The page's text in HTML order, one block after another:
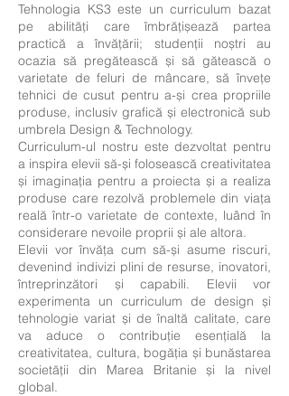
Tehnologia KS3 este un curriculum bazat
pe abilități care îmbrățișează partea
practică a învățării; studenții noștri au
ocazia să pregătească și să gătească o
varietate de feluri de mâncare, să învețe
tehnici de cusut pentru a-și crea propriile
produse, inclusiv grafică și electronică sub
umbrela Design & Technology.
Curriculum-ul nostru este dezvoltat pentru
a inspira elevii să-și folosească creativitatea
și imaginația pentru a proiecta și a realiza
produse care rezolvă problemele din viața
reală într-o varietate de contexte, luând în
considerare nevoile proprii și ale altora.
Elevii vor învăța cum să-și asume riscuri,
devenind indivizi plini de resurse, inovatori,
întreprinzători și capabili. Elevii vor
experimenta un curriculum de design și
tehnologie variat și de înaltă calitate, care
va aduce o contribuție esențială la
creativitatea, cultura, bogăția și bunăstarea
societății din Marea Britanie și la nivel
global.